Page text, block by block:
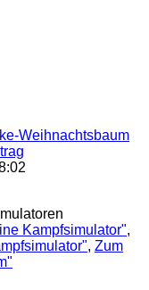
Weihnachtsbaum
Kampfsimulator",
, Zum